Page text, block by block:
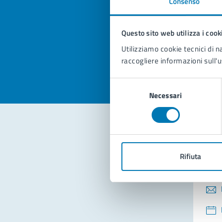
Questo sito web utilizza i
Utilizziamo cookie tecnici di
raccogliere informazioni
consenso
Necessari
Rifiuta